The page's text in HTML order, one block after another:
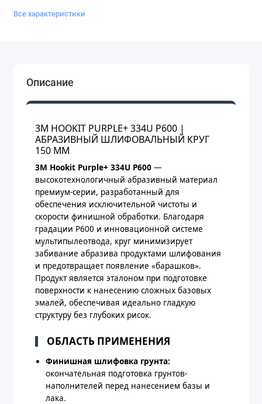
Все характеристики
Описание
3M HOOKIT PURPLE+ 334U P600 |
АБРАЗИВНЫЙ ШЛИФОВАЛЬНЫЙ КРУГ
150 ММ
3M Hookit Purple+ 334U P600 —
высокотехнологичный абразивный материал
премиум-серии, разработанный для
обеспечения исключительной чистоты и
скорости финишной обработки. Благодаря
градации P600 и инновационной системе
мультипылеотвода, круг минимизирует
забивание абразива продуктами шлифования
и предотвращает появление «барашков».
Продукт является эталоном при подготовке
поверхности к нанесению сложных базовых
эмалей, обеспечивая идеально гладкую
структуру без глубоких рисок.
ОБЛАСТЬ ПРИМЕНЕНИЯ
Финишная шлифовка грунта:
окончательная подготовка грунтов-
наполнителей перед нанесением базы и
лака.